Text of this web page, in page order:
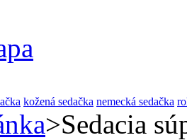
kožená sedačka nemecká sedačka
>Sedacia